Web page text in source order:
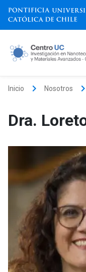
Inicio keyboard_arrow_right Nosotros keyboard_arrow_right
Dra.